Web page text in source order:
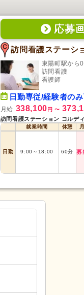
応募
訪問看護ステーシ
東陽町駅から
訪問看護
看護師
日勤専従/経験者の
月給 338,100 円 〜
訪問看護ステーション コルデ
就業時間 休憩 月
日勤 9:00 ～ 18:00 60分 募